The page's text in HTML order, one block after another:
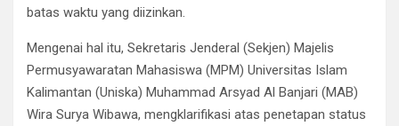
batas waktu yang diizinkan.
Mengenai hal itu, Sekretaris Jenderal (Sekjen) Majelis
Permusyawaratan Mahasiswa (MPM) Universitas Islam
Kalimantan (Uniska) Muhammad Arsyad Al Banjari (MAB)
Wira Surya Wibawa, mengklarifikasi atas penetapan status